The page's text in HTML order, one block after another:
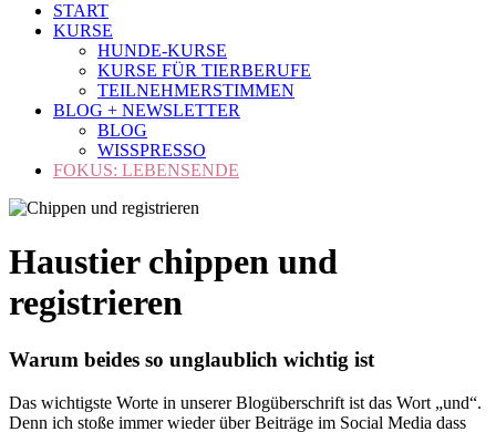
START
KURSE
HUNDE-KURSE
KURSE FÜR TIERBERUFE
TEILNEHMERSTIMMEN
BLOG + NEWSLETTER
BLOG
WISSPRESSO
FOKUS: LEBENSENDE
Haustier chippen und
registrieren
Warum beides so unglaublich wichtig ist
Das wichtigste Worte in unserer Blogüberschrift ist das Wort „und“.
Denn ich stoße immer wieder über Beiträge im Social Media dass